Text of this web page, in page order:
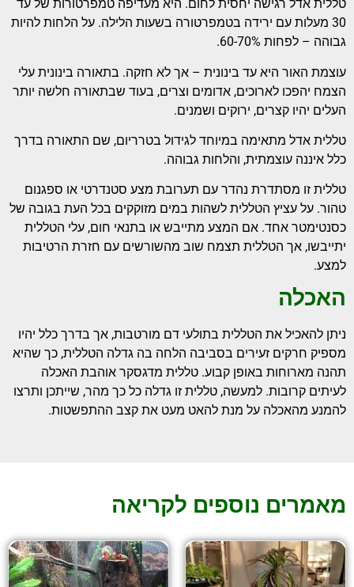
טללית אדל רגישה יחסית לחום. היא מעדיפה טמפרטורות של עד
30 מעלות עם ירידה בטמפרטורה בשעות הלילה. על הלחות להיות
גבוהה – לפחות 60-70%.
עוצמת האור היא עד בינונית – אך לא חזקה. בתאורה בינונית עלי
הצמח יהפכו לארוכים, אדומים וצרים, בעוד שבתאורה חלשה יותר
העלים יהיו קצרים, ירוקים ושמנים.
טללית אדל מתאימה במיוחד לגידול בטרריום, שם התאורה בדרך
כלל איננה עוצמתית, והלחות גבוהה.
טללית זו מסתדרת נהדר עם תערובת מצע סטנדרטי או ספגנום
טהור. על עציץ הטללית לשהות במים מזוקקים בכל העת בגובה של
כסנטימטר אחד. אם המצע מתייבש או בתנאי חום, עלי הטללית
יתייבשו, אך הטללית תצמח שוב מהשורשים עם חזרת הרטיבות
למצע.
האכלה
ניתן להאכיל את הטללית בתולעי דם מורטבות, אך בדרך כלל יהיו
מספיק חרקים זעירים בסביבה הלחה בה גדלה הטללית, כך שהיא
תהנה מארוחות באופן קבוע. טללית מדגסקר אוהבת האכלה
לעיתים קרובות. למעשה, טללית זו גדלה כל כך מהר, שייתכן ותרצו
להמנע מהאכלה על מנת להאט מעט את קצב ההתפשטות.
מאמרים נוספים לקריאה